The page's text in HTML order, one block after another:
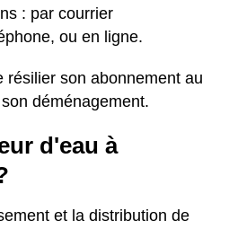
: par courrier
ou en ligne.
résilier son abonnement au
déménagement.
d'eau à
et la distribution de